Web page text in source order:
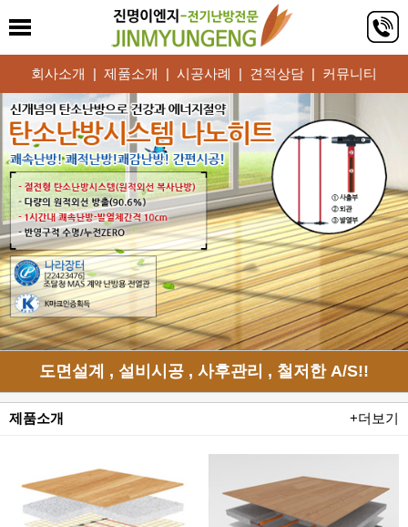
회사소개 | 제품소개 | 시공사례 | 견적상담 | 커뮤니티
도면설계 , 설비시공 , 사후관리 , 철저한 A/S!!
제품소개 +더보기